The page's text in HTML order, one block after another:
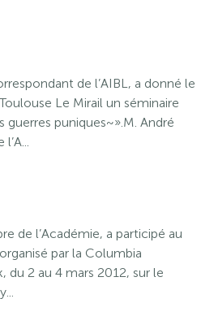
de l’AIBL, a donné le
Le Mirail un séminaire
guerres puniques~».M. André
de l’Académie, a participé au
par la Columbia
du 2 au 4 mars 2012, sur le